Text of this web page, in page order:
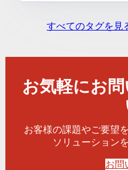
すべてのタグを見
お気軽にお
お客様の課題やご要望
ソリューション
お問